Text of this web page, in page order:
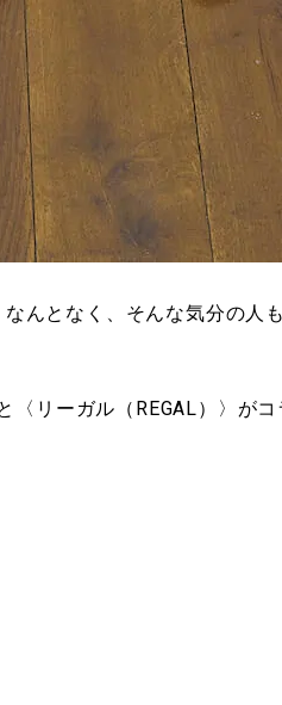
んとなく、そんな気分の人
〈リーガル（REGAL）〉が